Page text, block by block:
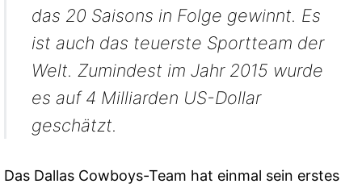
das 20 Saisons in Folge gewinnt. Es
ist auch das teuerste Sportteam der
Welt. Zumindest im Jahr 2015 wurde
es auf 4 Milliarden US-Dollar
geschätzt.
Das Dallas Cowboys-Team hat einmal sein erstes